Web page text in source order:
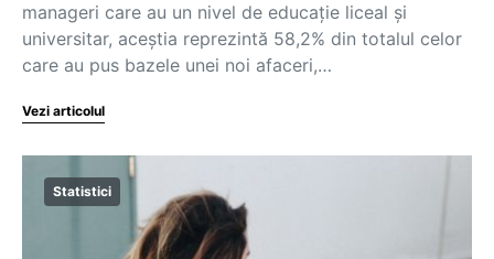
manageri care au un nivel de educație liceal și
universitar, aceștia reprezintă 58,2% din totalul celor
care au pus bazele unei noi afaceri,…
Vezi articolul
Statistici